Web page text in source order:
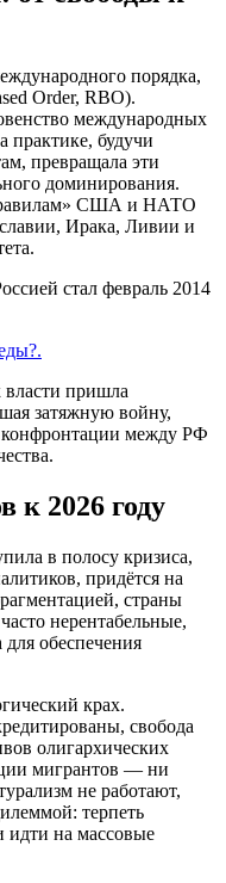
порядка,
Order, RBO).
международных
будучи
превращала эти
доминирования.
США и НАТО
Ирака, Ливии и
стал февраль 2014
пришла
затяжную войну,
конфронтации между РФ
к 2026 году
в полосу кризиса,
придётся на
страны
нерентабельные,
обеспечения
крах.
свобода
олигархических
мигрантов — ни
не работают,
терпеть
идти на массовые